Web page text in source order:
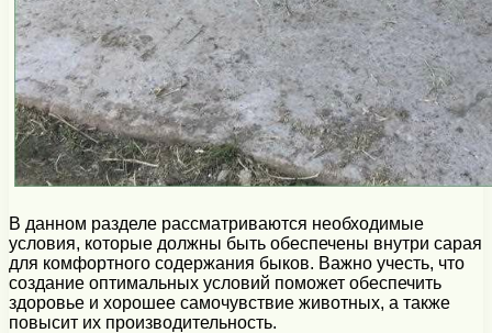
В данном разделе рассматриваются необходимые
условия, которые должны быть обеспечены внутри сарая
для комфортного содержания быков. Важно учесть, что
создание оптимальных условий поможет обеспечить
здоровье и хорошее самочувствие животных, а также
повысит их производительность.